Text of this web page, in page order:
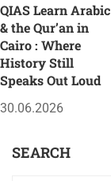
QIAS Learn Arabic
& the Qur’an in
Cairo : Where
History Still
Speaks Out Loud
30.06.2026
SEARCH